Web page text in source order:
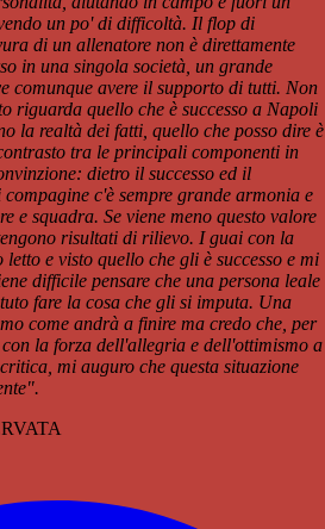
un po' di difficoltà. Il flop di
di un allenatore non è direttamente
in una singola società, un grande
comunque avere il supporto di tutti. Non
riguarda quello che è successo a Napoli
la realtà dei fatti, quello che posso dire è
tra le principali componenti in
dietro il successo ed il
c'è sempre grande armonia e
e squadra. Se viene meno questo valore
risultati di rilievo. I guai con la
e visto quello che gli è successo e mi
difficile pensare che una persona leale
fare la cosa che gli si imputa. Una
come andrà a finire ma credo che, per
la forza dell'allegria e dell'ottimismo a
mi auguro che questa situazione